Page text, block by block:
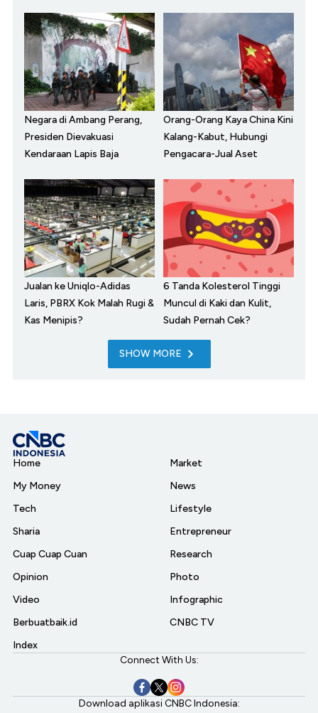
Negara di Ambang Perang,
Presiden Dievakuasi
Kendaraan Lapis Baja
Orang-Orang Kaya China Kini
Kalang-Kabut, Hubungi
Pengacara-Jual Aset
Jualan ke Uniqlo-Adidas
Laris, PBRX Kok Malah Rugi &
Kas Menipis?
6 Tanda Kolesterol Tinggi
Muncul di Kaki dan Kulit,
Sudah Pernah Cek?
SHOW MORE
Home
My Money
Tech
Sharia
Cuap Cuap Cuan
Opinion
Video
Berbuatbaik.id
Index
Market
News
Lifestyle
Entrepreneur
Research
Photo
Infographic
CNBC TV
Connect With Us:
Download aplikasi CNBC Indonesia: